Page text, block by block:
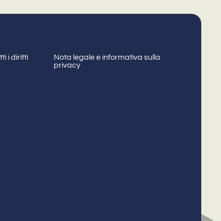
i diritti
Nota legale e informativa sulla
privacy